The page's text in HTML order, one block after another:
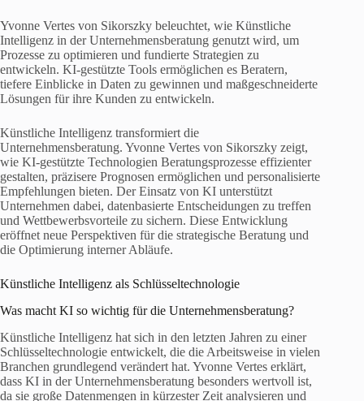
Yvonne Vertes von Sikorszky beleuchtet, wie Künstliche
Intelligenz in der Unternehmensberatung genutzt wird, um
Prozesse zu optimieren und fundierte Strategien zu
entwickeln. KI-gestützte Tools ermöglichen es Beratern,
tiefere Einblicke in Daten zu gewinnen und maßgeschneiderte
Lösungen für ihre Kunden zu entwickeln.
Künstliche Intelligenz transformiert die
Unternehmensberatung. Yvonne Vertes von Sikorszky zeigt,
wie KI-gestützte Technologien Beratungsprozesse effizienter
gestalten, präzisere Prognosen ermöglichen und personalisierte
Empfehlungen bieten. Der Einsatz von KI unterstützt
Unternehmen dabei, datenbasierte Entscheidungen zu treffen
und Wettbewerbsvorteile zu sichern. Diese Entwicklung
eröffnet neue Perspektiven für die strategische Beratung und
die Optimierung interner Abläufe.
Künstliche Intelligenz als Schlüsseltechnologie
Was macht KI so wichtig für die Unternehmensberatung?
Künstliche Intelligenz hat sich in den letzten Jahren zu einer
Schlüsseltechnologie entwickelt, die die Arbeitsweise in vielen
Branchen grundlegend verändert hat. Yvonne Vertes erklärt,
dass KI in der Unternehmensberatung besonders wertvoll ist,
da sie große Datenmengen in kürzester Zeit analysieren und